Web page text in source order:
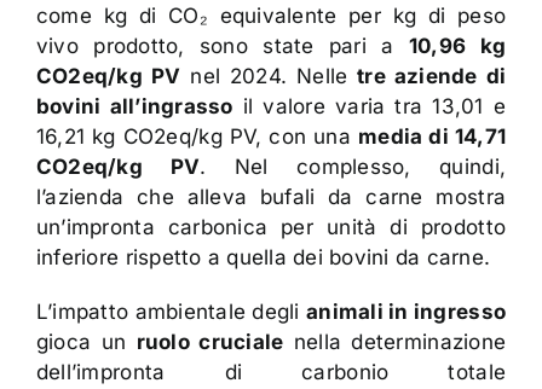
come kg di CO₂ equivalente per kg di peso
vivo prodotto, sono state pari a 10,96 kg
CO2eq/kg PV nel 2024. Nelletre aziende di
bovini all’ingrasso il valore varia tra 13,01 e
16,21 kg CO2eq/kg PV, con una media di 14,71
CO2eq/kg PV. Nel complesso, quindi,
l’azienda che alleva bufali da carne mostra
un’impronta carbonica per unità di prodotto
inferiore rispetto a quella dei bovini da carne.
L’impatto ambientale deglianimali in ingresso
gioca un ruolo cruciale nella determinazione
dell’impronta di carbonio totale